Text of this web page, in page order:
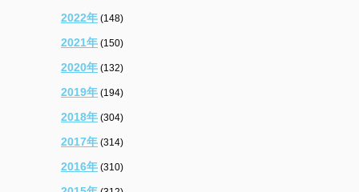
2022年 (148)
2021年 (150)
2020年 (132)
2019年 (194)
2018年 (304)
2017年 (314)
2016年 (310)